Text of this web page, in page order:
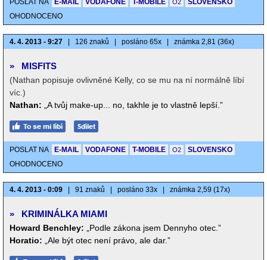
POSLAT NA E-MAIL VODAFONE T-MOBILE O2
SLOVENSKO
OHODNOCENO
4. 4. 2013 - 9:27 126 znaků posláno 65x známka 2,81 (36x)
» MISFITS
(Nathan popisuje ovlivněné Kelly, co se mu na ní normálně líbí
víc.)
Nathan:
„A tvůj make-up... no, takhle je to vlastně lepší.”
POSLAT NA E-MAIL VODAFONE T-MOBILE O2
SLOVENSKO
OHODNOCENO
4. 4. 2013 - 0:09 91 znaků posláno 33x známka 2,59 (17x)
» KRIMINÁLKA MIAMI
Howard Benchley:
„Podle zákona jsem Dennyho otec.”
Horatio:
„Ale být otec není právo, ale dar.”